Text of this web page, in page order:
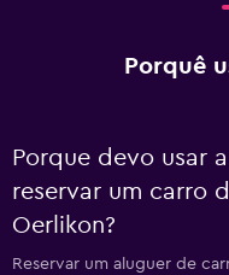
Porquê
Porque devo usar
reservar um carro
Oerlikon?
Reservar um aluguer de